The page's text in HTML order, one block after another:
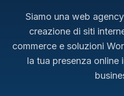
Siamo una web
creazione di siti
commerce e soluzioni
la tua presenza online